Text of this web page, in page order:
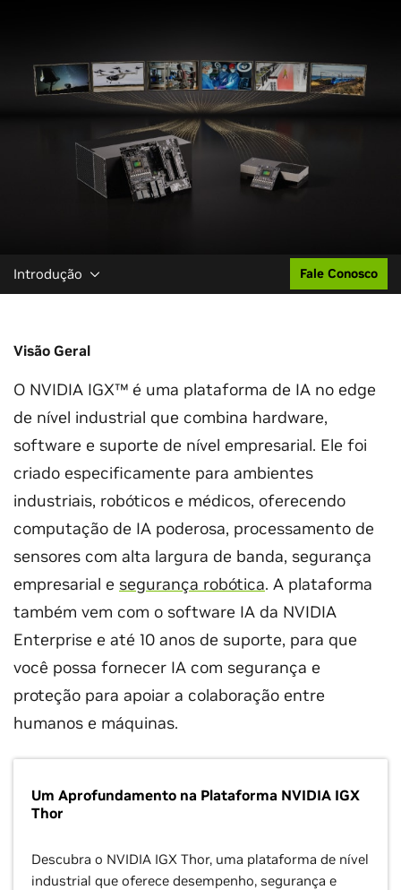
Introdução Fale Conosco
Visão Geral
O NVIDIA IGX™ é uma plataforma de IA no edge
de nível industrial que combina hardware,
software e suporte de nível empresarial. Ele foi
criado especificamente para ambientes
industriais, robóticos e médicos, oferecendo
computação de IA poderosa, processamento de
sensores com alta largura de banda, segurança
empresarial e segurança robótica. A plataforma
também vem com o software IA da NVIDIA
Enterprise e até 10 anos de suporte, para que
você possa fornecer IA com segurança e
proteção para apoiar a colaboração entre
humanos e máquinas.
Um Aprofundamento na Plataforma NVIDIA IGX
Thor
Descubra o NVIDIA IGX Thor, uma plataforma de nível
industrial que oferece desempenho, segurança e